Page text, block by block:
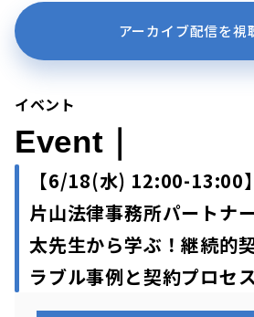
アーカイブ配信を視
イベント
Event｜
【6/18(水) 12:00-13:00】
片山法律事務所パートナ
太先生から学ぶ！継続的
ラブル事例と契約プロセ